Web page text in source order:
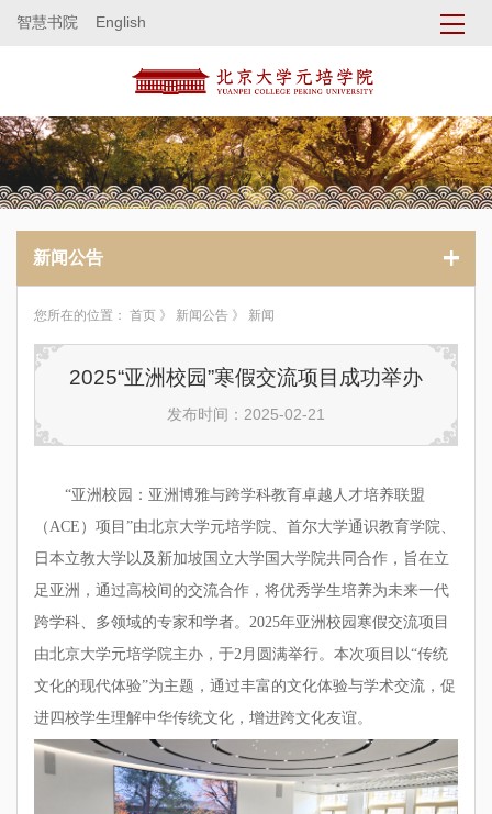
智慧书院 English
新闻公告
您所在的位置： 首页 》 新闻公告 》 新闻
2025“亚洲校园”寒假交流项目成功举办
发布时间：2025-02-21
“亚洲校园：亚洲博雅与跨学科教育卓越人才培养联盟
（ACE）项目”由北京大学元培学院、首尔大学通识教育学院、
日本立教大学以及新加坡国立大学国大学院共同合作，旨在立
足亚洲，通过高校间的交流合作，将优秀学生培养为未来一代
跨学科、多领域的专家和学者。2025年亚洲校园寒假交流项目
由北京大学元培学院主办，于2月圆满举行。本次项目以“传统
文化的现代体验”为主题，通过丰富的文化体验与学术交流，促
进四校学生理解中华传统文化，增进跨文化友谊。